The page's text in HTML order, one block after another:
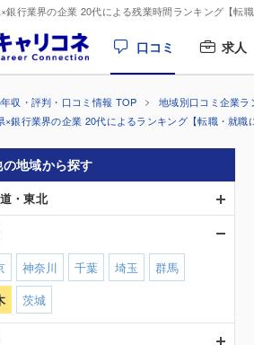
銀行業界の企業 20代による残業時間ランキング【転職
口コミ 求人
収・評判・口コミ情報 TOP 地域別口コミ企業ラ
×銀行業界の企業 20代によるランキング【転職・就職
の地域から探す
・東北
神奈川 千葉 埼玉
群馬
茨城